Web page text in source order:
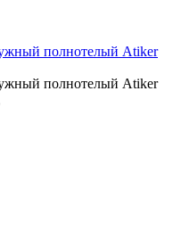
полнотелый Atiker
полнотелый Atiker